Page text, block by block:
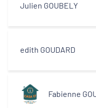
Julien GOUBELY
edith GOUDARD
Fabienne